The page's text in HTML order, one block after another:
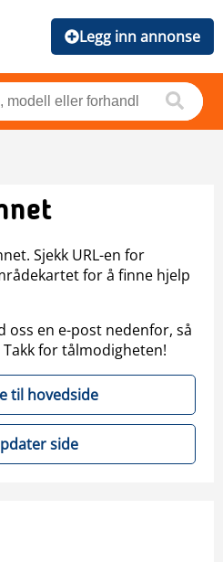
Legg inn annonse
Sjekk URL-en for
for å finne hjelp
oss en e-post nedenfor, så
for tålmodigheten!
til hovedside
side